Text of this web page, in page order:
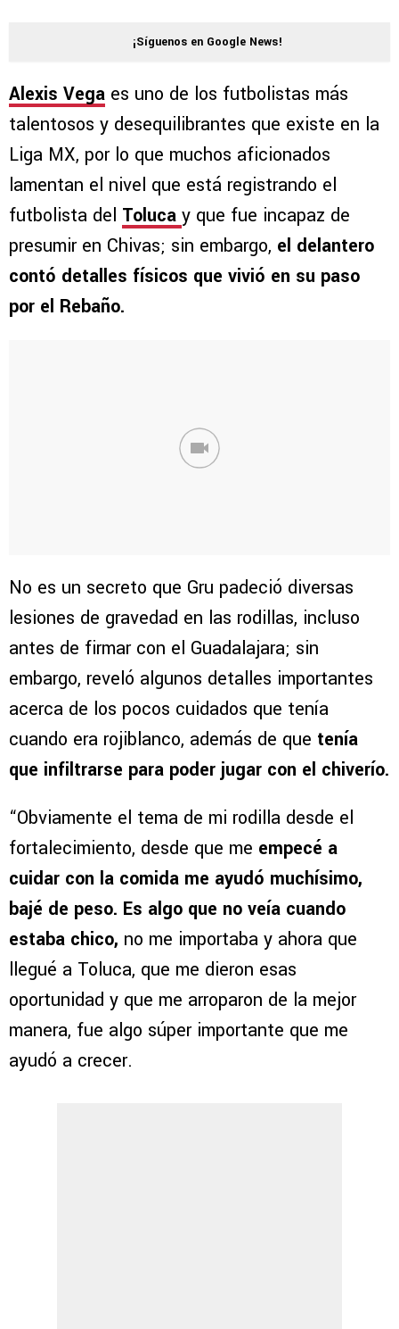
¡Síguenos en Google News!
Alexis Vega es uno de los futbolistas más
talentosos y desequilibrantes que existe en la
Liga MX, por lo que muchos aficionados
lamentan el nivel que está registrando el
futbolista del Toluca y que fue incapaz de
presumir en Chivas; sin embargo, el delantero
contó detalles físicos que vivió en su paso
por el Rebaño.
No es un secreto que Gru padeció diversas
lesiones de gravedad en las rodillas, incluso
antes de firmar con el Guadalajara; sin
embargo, reveló algunos detalles importantes
acerca de los pocos cuidados que tenía
cuando era rojiblanco, además de que tenía
que infiltrarse para poder jugar con el chiverío.
“Obviamente el tema de mi rodilla desde el
fortalecimiento, desde que me empecé a
cuidar con la comida me ayudó muchísimo,
bajé de peso. Es algo que no veía cuando
estaba chico, no me importaba y ahora que
llegué a Toluca, que me dieron esas
oportunidad y que me arroparon de la mejor
manera, fue algo súper importante que me
ayudó a crecer.